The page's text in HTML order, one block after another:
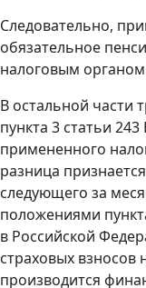
Следовательно,
обязательное
налоговым
В остальной части
пункта 3 статьи 243
примененного
разница
следующего за
положениями
в Российской
страховых
производится